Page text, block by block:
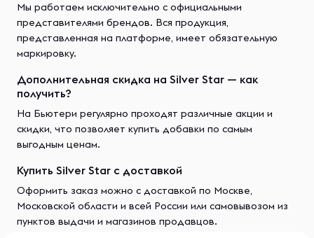
Мы работаем исключительно с официальными
представителями брендов. Вся продукция,
представленная на платформе, имеет обязательную
маркировку.
Дополнительная скидка на Silver Star — как
получить?
На Бьютери регулярно проходят различные акции и
скидки, что позволяет купить добавки по самым
выгодным ценам.
Купить Silver Star с доставкой
Оформить заказ можно с доставкой по Москве,
Московской области и всей России или самовывозом из
пунктов выдачи и магазинов продавцов.